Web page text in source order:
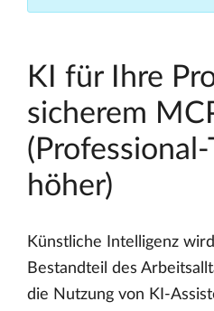
KI für Ihre
sicherem
höher)
Künstliche Intelligenz
Bestandteil des
die Nutzung von KI-